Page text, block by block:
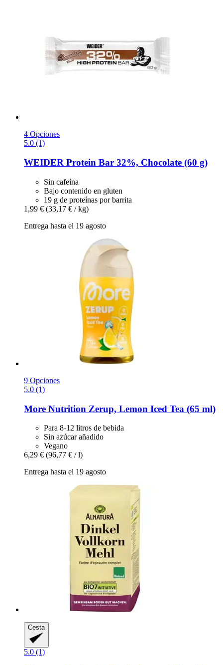
4 Opciones
5.0 (1)
WEIDER Protein Bar 32%, Chocolate (60 g)
Sin cafeína
Bajo contenido en gluten
19 g de proteínas por barrita
1,99 € (33,17 € / kg)
Entrega hasta el 19 agosto
9 Opciones
5.0 (1)
More Nutrition Zerup, Lemon Iced Tea (65 ml)
Para 8-12 litros de bebida
Sin azúcar añadido
Vegano
6,29 € (96,77 € / l)
Entrega hasta el 19 agosto
Cesta
5.0 (1)